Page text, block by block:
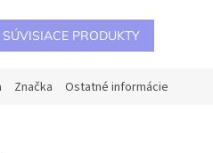
PRODUKTY
Značka Ostatné informácie